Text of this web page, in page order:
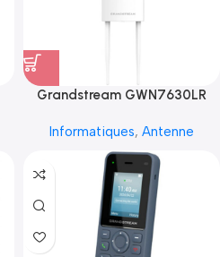
Grandstream GWN7630LR
Informatiques, Antenne